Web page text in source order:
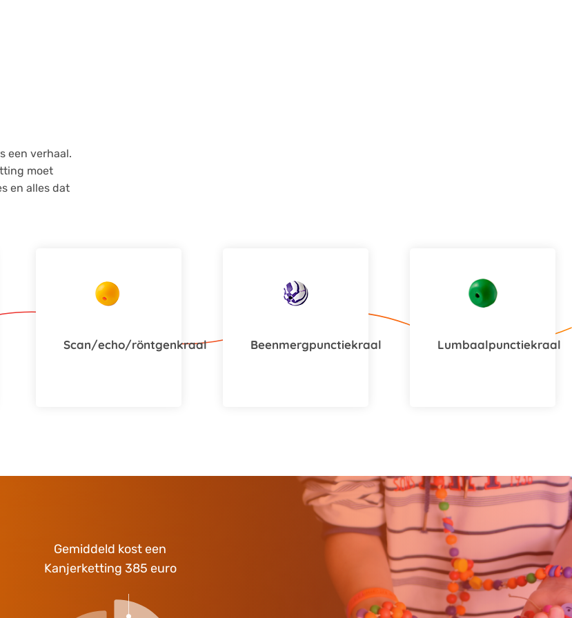
een verhaal.
moet
en alles dat
Scan/echo/röntgenkraal Beenmergpunctiekraal Lumbaalpunctiekraal
Gemiddeld kost een
Kanjerketting 385 euro